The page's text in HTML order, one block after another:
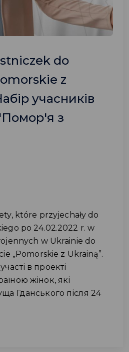
do
z
учасників
з
które przyjechały do
po 24.02.2022 r. w
w Ukrainie do
„Pomorskie z Ukrainą”.
в проекті
жінок, які
Гданського після 24